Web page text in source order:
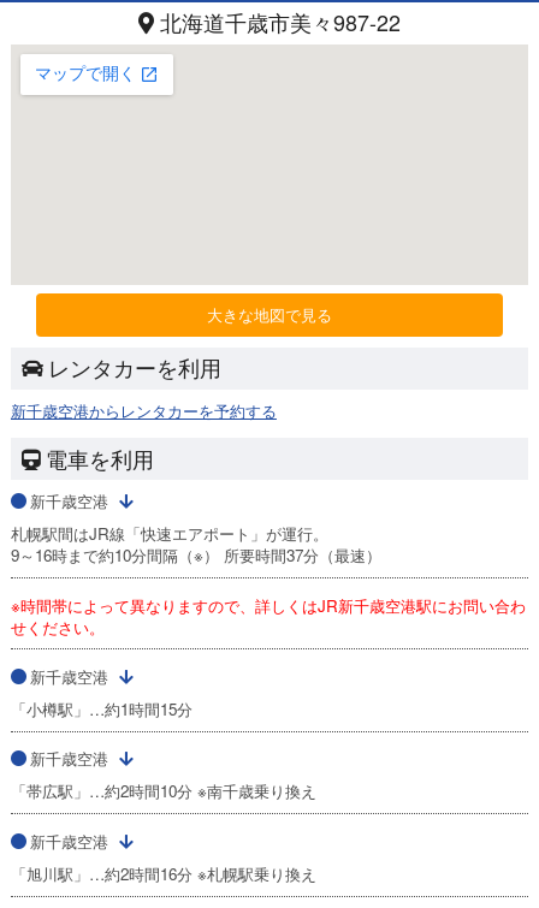
北海道千歳市美々987-22
大きな地図で見る
レンタカーを利用
新千歳空港からレンタカーを予約する
電車を利用
新千歳空港
札幌駅間はJR線「快速エアポート」が運行。
9～16時まで約10分間隔（※） 所要時間37分（最速）
※時間帯によって異なりますので、詳しくはJR新千歳空港駅にお問い合わ
せください。
新千歳空港
「小樽駅」…約1時間15分
新千歳空港
「帯広駅」…約2時間10分 ※南千歳乗り換え
新千歳空港
「旭川駅」…約2時間16分 ※札幌駅乗り換え